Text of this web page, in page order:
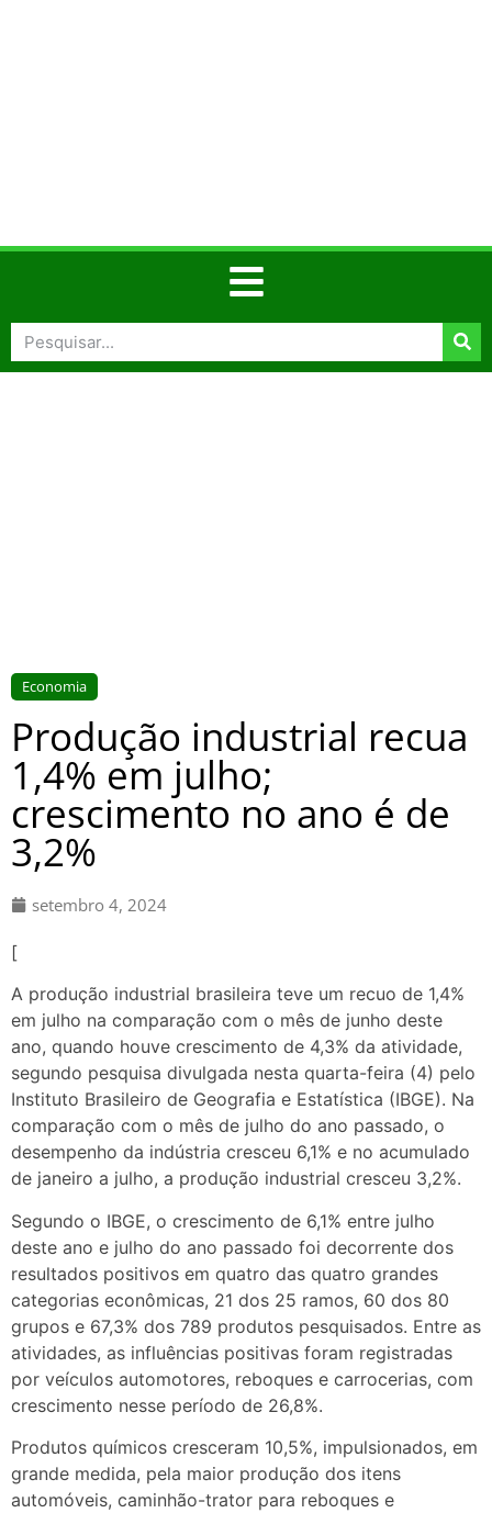
Economia
Produção industrial recua
1,4% em julho;
crescimento no ano é de
3,2%
setembro 4, 2024
[
A produção industrial brasileira teve um recuo de 1,4%
em julho na comparação com o mês de junho deste
ano, quando houve crescimento de 4,3% da atividade,
segundo pesquisa divulgada nesta quarta-feira (4) pelo
Instituto Brasileiro de Geografia e Estatística (IBGE). Na
comparação com o mês de julho do ano passado, o
desempenho da indústria cresceu 6,1% e no acumulado
de janeiro a julho, a produção industrial cresceu 3,2%.
Segundo o IBGE, o crescimento de 6,1% entre julho
deste ano e julho do ano passado foi decorrente dos
resultados positivos em quatro das quatro grandes
categorias econômicas, 21 dos 25 ramos, 60 dos 80
grupos e 67,3% dos 789 produtos pesquisados. Entre as
atividades, as influências positivas foram registradas
por veículos automotores, reboques e carrocerias, com
crescimento nesse período de 26,8%.
Produtos químicos cresceram 10,5%, impulsionados, em
grande medida, pela maior produção dos itens
automóveis, caminhão-trator para reboques e